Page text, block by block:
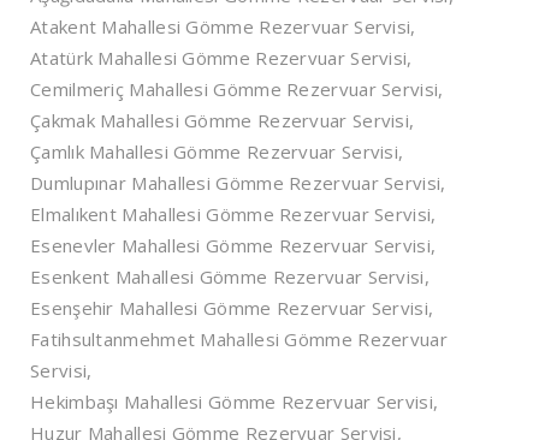
Atakent Mahallesi Gömme Rezervuar Servisi,
Atatürk Mahallesi Gömme Rezervuar Servisi,
Cemilmeriç Mahallesi Gömme Rezervuar Servisi,
Çakmak Mahallesi Gömme Rezervuar Servisi,
Çamlık Mahallesi Gömme Rezervuar Servisi,
Dumlupınar Mahallesi Gömme Rezervuar Servisi,
Elmalıkent Mahallesi Gömme Rezervuar Servisi,
Esenevler Mahallesi Gömme Rezervuar Servisi,
Esenkent Mahallesi Gömme Rezervuar Servisi,
Esenşehir Mahallesi Gömme Rezervuar Servisi,
Fatihsultanmehmet Mahallesi Gömme Rezervuar
Servisi,
Hekimbaşı Mahallesi Gömme Rezervuar Servisi,
Huzur Mahallesi Gömme Rezervuar Servisi,